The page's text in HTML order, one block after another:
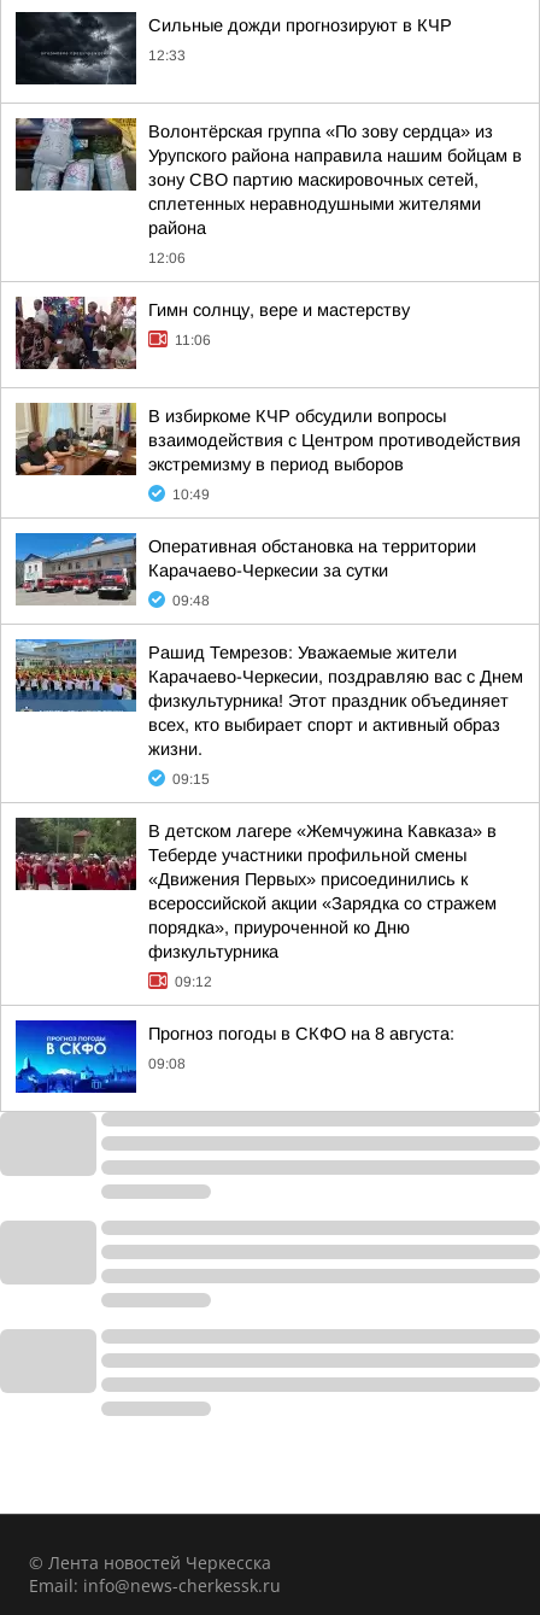
Сильные дожди прогнозируют в КЧР
12:33
Волонтёрская группа «По зову сердца» из
Урупского района направила нашим бойцам в
зону СВО партию маскировочных сетей,
сплетенных неравнодушными жителями
района
12:06
Гимн солнцу, вере и мастерству
11:06
В избиркоме КЧР обсудили вопросы
взаимодействия с Центром противодействия
экстремизму в период выборов
10:49
Оперативная обстановка на территории
Карачаево-Черкесии за сутки
09:48
Рашид Темрезов: Уважаемые жители
Карачаево-Черкесии, поздравляю вас с Днем
физкультурника! Этот праздник объединяет
всех, кто выбирает спорт и активный образ
жизни.
09:15
В детском лагере «Жемчужина Кавказа» в
Теберде участники профильной смены
«Движения Первых» присоединились к
всероссийской акции «Зарядка со стражем
порядка», приуроченной ко Дню
физкультурника
09:12
Прогноз погоды в СКФО на 8 августа:
09:08
© Лента новостей Черкесска
Email: info@news-cherkessk.ru